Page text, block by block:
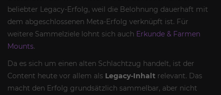
beliebter Legacy-Erfolg, weil die Belohnung dauerhaft mit
dem abgeschlossenen Meta-Erfolg verknüpft ist. Für
weitere Sammelziele lohnt sich auch Erkunde & Farmen
Mounts.
Da es sich um einen alten Schlachtzug handelt, ist der
Content heute vor allem als Legacy-Inhalt relevant. Das
macht den Erfolg grundsätzlich sammelbar, aber nicht